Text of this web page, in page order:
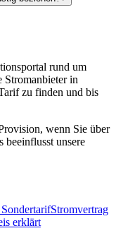
rund um
Stromanbieter in
zu finden und bis
wenn Sie über
beeinflusst unsere
Stromvertrag
erklärt